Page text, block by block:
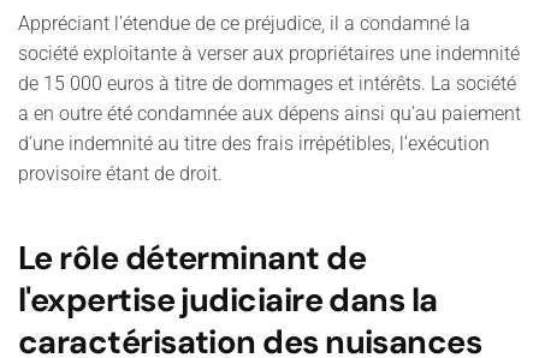
Appréciant l’étendue de ce préjudice, il a condamné la
société exploitante à verser aux propriétaires une indemnité
de 15 000 euros à titre de dommages et intérêts. La société
a en outre été condamnée aux dépens ainsi qu’au paiement
d’une indemnité au titre des frais irrépétibles, l’exécution
provisoire étant de droit.
Le rôle déterminant de
l'expertise judiciaire dans la
caractérisation des nuisances